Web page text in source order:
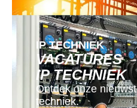
IP TECHNIEK
VACATURES
IP TECHNIEK
Ontdek onze
techniek.